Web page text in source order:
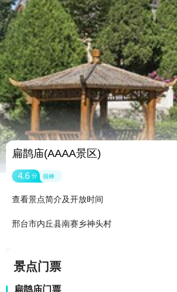
扁鹊庙(AAAA景区)
4.6 分 很棒
查看景点简介及开放时间
邢台市内丘县南赛乡神头村
景点门票
扁鹊庙门票